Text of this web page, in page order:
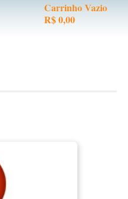
Carrinho Vazio
R$ 0,00